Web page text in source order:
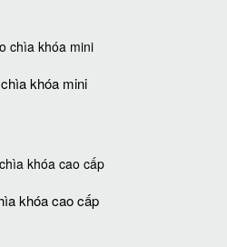
khóa mini
khóa cao cấp